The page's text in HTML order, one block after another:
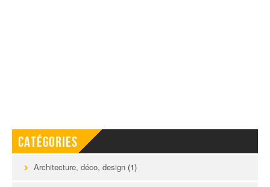
Catégories
Architecture, déco, design (1)